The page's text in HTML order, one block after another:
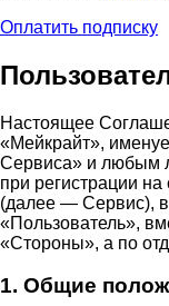
Оплатить подписку
Настоящее
«Мейкрайт»,
Сервиса» и любым
при регистрации
(далее — Сервис),
«Пользователь»,
«Стороны», а по
1. Общие